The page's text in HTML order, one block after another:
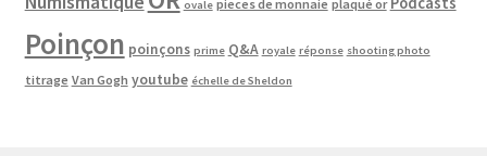
ovale pieces de monnaie plaqué or
Poinçon poinçons prime Q&A royale réponse shooting photo
titrage Van Gogh youtube échelle de Sheldon